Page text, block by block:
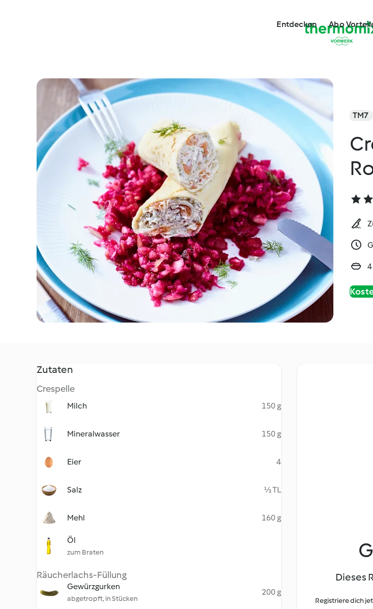
Entdecken Abo
TM7
Zutaten
Crespelle
Milch 150 g
Mineralwasser 150 g
Eier 4
Salz ½ TL
Mehl 160 g
Öl
zum Braten
Räucherlachs-Füllung
Gewürzgurken
abgetropft, in Stücken
200 g
Dieses
Registriere dich